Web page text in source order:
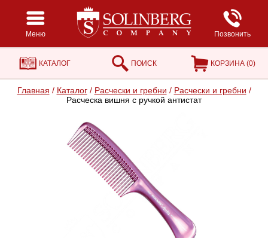
Меню Позвонить
КАТАЛОГ ПОИСК КОРЗИНА (0)
Главная / Каталог / Расчески и гребни / Расчески и гребни /
Расческа вишня с ручкой антистат